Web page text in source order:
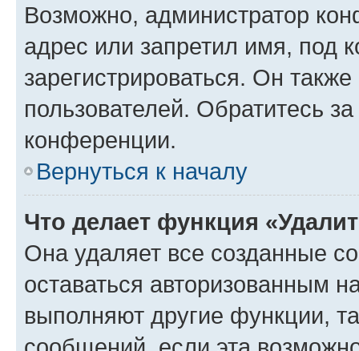
Возможно, администратор
адрес или запретил имя, под
зарегистрироваться. Он
пользователей. Обратитесь
конференции.
Вернуться к началу
Что делает функция
Она удаляет все созданные
оставаться авторизованным
выполняют другие функции,